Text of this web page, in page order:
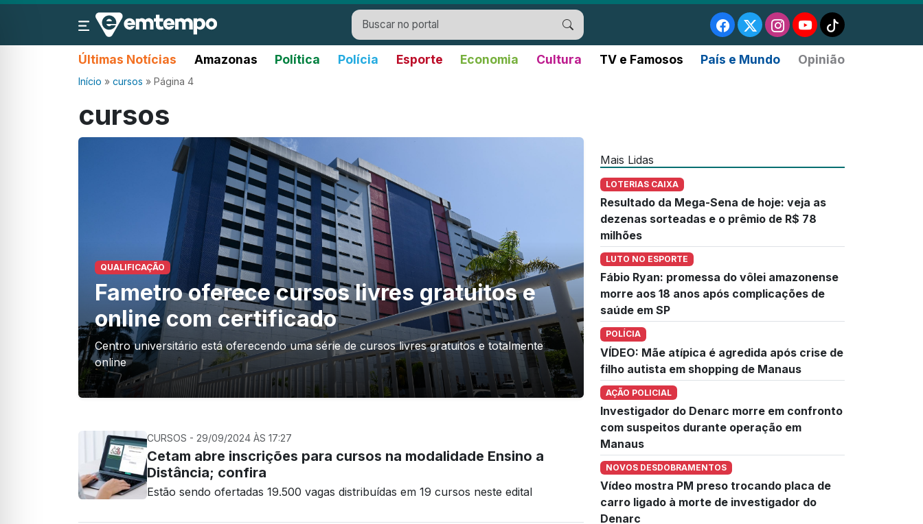
Últimas Notícias Amazonas Política Polícia Esporte Economia Cultura TV e Famosos País e Mundo Opinião
Início » cursos » Página 4
cursos
QUALIFICAÇÃO
Fametro oferece cursos livres gratuitos e
online com certificado
Centro universitário está oferecendo uma série de cursos livres gratuitos e totalmente
online
CURSOS - 29/09/2024 ÀS 17:27
Cetam abre inscrições para cursos na modalidade Ensino a
Distância; confira
Estão sendo ofertadas 19.500 vagas distribuídas em 19 cursos neste edital
Mais Lidas
LOTERIAS CAIXA
Resultado da Mega-Sena de hoje: veja as
dezenas sorteadas e o prêmio de R$ 78
milhões
LUTO NO ESPORTE
Fábio Ryan: promessa do vôlei amazonense
morre aos 18 anos após complicações de
saúde em SP
POLÍCIA
VÍDEO: Mãe atípica é agredida após crise de
filho autista em shopping de Manaus
AÇÃO POLICIAL
Investigador do Denarc morre em confronto
com suspeitos durante operação em
Manaus
NOVOS DESDOBRAMENTOS
Vídeo mostra PM preso trocando placa de
carro ligado à morte de investigador do
Denarc